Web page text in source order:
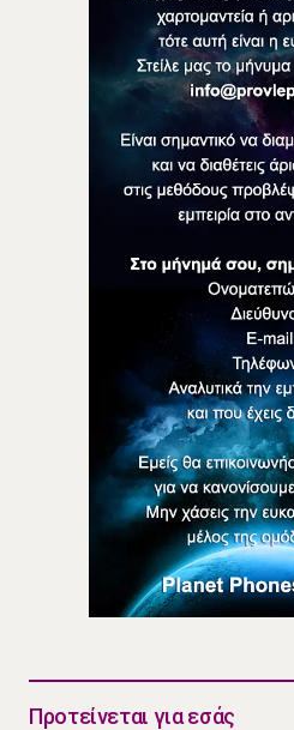
Προτείνεται για εσάς